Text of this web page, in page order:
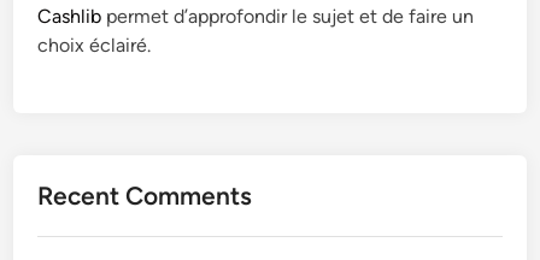
Cashlib permet d’approfondir le sujet et de faire un
choix éclairé.
Recent Comments